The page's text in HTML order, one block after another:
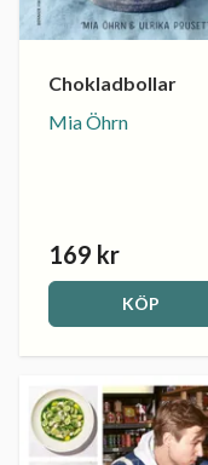
Chokladbollar
Mia Öhrn
169 kr
KÖP